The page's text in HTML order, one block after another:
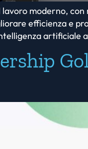
moderno,
efficienza e
artificiale